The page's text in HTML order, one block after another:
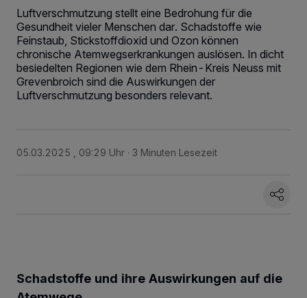
Luftverschmutzung stellt eine Bedrohung für die
Gesundheit vieler Menschen dar. Schadstoffe wie
Feinstaub, Stickstoffdioxid und Ozon können
chronische Atemwegserkrankungen auslösen. In dicht
besiedelten Regionen wie dem Rhein-Kreis Neuss mit
Grevenbroich sind die Auswirkungen der
Luftverschmutzung besonders relevant.
05.03.2025 , 09:29 Uhr 3 Minuten Lesezeit
Schadstoffe und ihre Auswirkungen auf die